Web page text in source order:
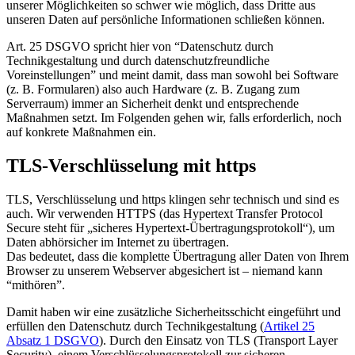
unserer Möglichkeiten so schwer wie möglich, dass Dritte aus
unseren Daten auf persönliche Informationen schließen können.
Art. 25 DSGVO spricht hier von “Datenschutz durch
Technikgestaltung und durch datenschutzfreundliche
Voreinstellungen” und meint damit, dass man sowohl bei Software
(z. B. Formularen) also auch Hardware (z. B. Zugang zum
Serverraum) immer an Sicherheit denkt und entsprechende
Maßnahmen setzt. Im Folgenden gehen wir, falls erforderlich, noch
auf konkrete Maßnahmen ein.
TLS-Verschlüsselung mit https
TLS, Verschlüsselung und https klingen sehr technisch und sind es
auch. Wir verwenden HTTPS (das Hypertext Transfer Protocol
Secure steht für „sicheres Hypertext-Übertragungsprotokoll“), um
Daten abhörsicher im Internet zu übertragen.
Das bedeutet, dass die komplette Übertragung aller Daten von Ihrem
Browser zu unserem Webserver abgesichert ist – niemand kann
“mithören”.
Damit haben wir eine zusätzliche Sicherheitsschicht eingeführt und
erfüllen den Datenschutz durch Technikgestaltung (Artikel 25
Absatz 1 DSGVO). Durch den Einsatz von TLS (Transport Layer